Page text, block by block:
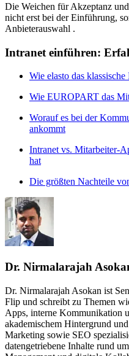
Die Weichen für Akzeptanz
nicht erst bei der Einführung,
Anbieterauswahl .
Intranet einführen:
Wie elasto das
Wie EUROPART das
Worauf es bei der
ankommt
Intranet vs. Mitarbeiter-
hat
Die größten Nachteile
Dr. Nirmalarajah
Dr. Nirmalarajah Asokan ist
Flip und schreibt zu Themen
Apps, interne Kommunikation
akademischem Hintergrund
Marketing sowie SEO
datengetriebene Inhalte rund